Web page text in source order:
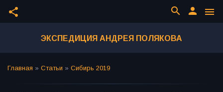
share menu
person
search
ЭКСПЕДИЦИЯ АНДРЕЯ ПОЛЯКОВА
Главная » Статьи » Сибирь 2019